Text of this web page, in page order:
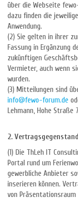
über die Webseite
dazu finden die
Anwendung.
(2) Sie gelten in ihrer
Fassung in Ergänzung
zukünftigen
Vermieter, auch wenn
wurden.
(3) Mitteilungen sind
info@fewo-forum.de
Lehmann, Hohe Straße
2. Vertragsgegenstand
(1) Die ThLeh IT
Portal rund um
gewerbliche Anbieter
inserieren können.
von